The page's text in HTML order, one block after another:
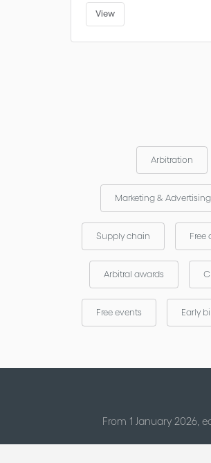
View
Arbitration
Marketing & Advertising
Supply chain Free
Arbitral awards
Free events Early
From 1 January 2026,